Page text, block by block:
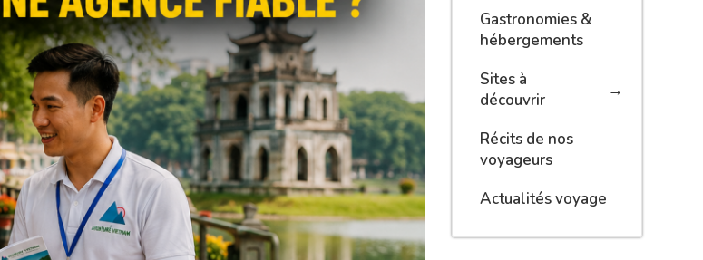
Gastronomies &
hébergements
Sites à
découvrir
Récits de nos
voyageurs
Actualités voyage